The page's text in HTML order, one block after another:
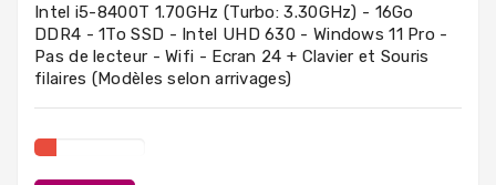
Composants
PC
Portables
Intel i5-8400T 1.70GHz (Turbo: 3.30GHz) - 16Go
DDR4 - 1To SSD - Intel UHD 630 - Windows 11 Pro -
Pas de lecteur - Wifi - Ecran 24 + Clavier et Souris
filaires (Modèles selon arrivages)